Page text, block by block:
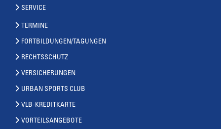
SERVICE
TERMINE
FORTBILDUNGEN/TAGUNGEN
RECHTSSCHUTZ
VERSICHERUNGEN
URBAN SPORTS CLUB
VLB-KREDITKARTE
VORTEILSANGEBOTE